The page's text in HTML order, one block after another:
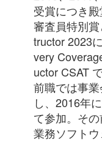
受賞につき殿
審査員特別
tructor 2023
very
uctor CSAT
前職では事
し、2016年
て参加。そ
業務ソフトウ